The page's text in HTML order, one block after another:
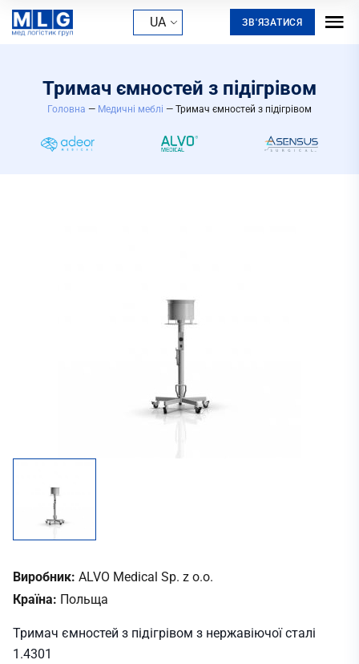
UA ЗВ'ЯЗАТИСЯ
Тримач ємностей з підігрівом
Головна — Медичні меблі — Тримач ємностей з підігрівом
Виробник: ALVO Medical Sp. z o.o.
Країна: Польща
Тримач ємностей з підігрівом з нержавіючої сталі
1.4301